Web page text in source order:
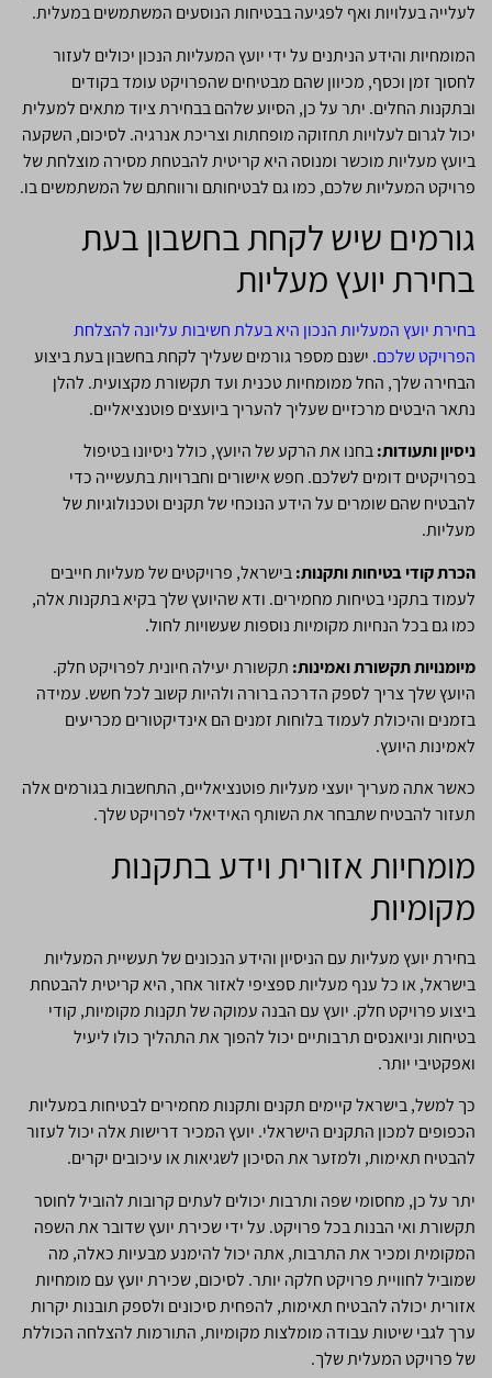
לעלייה בעלויות ואף לפגיעה בבטיחות הנוסעים המשתמשים במעלית.
המומחיות והידע הניתנים על ידי יועץ המעליות הנכון יכולים לעזור
לחסוך זמן וכסף, מכיוון שהם מבטיחים שהפרויקט עומד בקודים
ובתקנות החלים. יתר על כן, הסיוע שלהם בבחירת ציוד מתאים למעלית
יכול לגרום לעלויות תחזוקה מופחתות וצריכת אנרגיה. לסיכום, השקעה
ביועץ מעליות מוכשר ומנוסה היא קריטית להבטחת מסירה מוצלחת של
פרויקט המעליות שלכם, כמו גם לבטיחותם ורווחתם של המשתמשים בו.
גורמים שיש לקחת בחשבון בעת
בחירת יועץ מעליות
בחירת יועץ המעליות הנכון היא בעלת חשיבות עליונה להצלחת
הפרויקט שלכם. ישנם מספר גורמים שעליך לקחת בחשבון בעת ביצוע
הבחירה שלך, החל ממומחיות טכנית ועד תקשורת מקצועית. להלן
נתאר היבטים מרכזיים שעליך להעריך ביועצים פוטנציאליים.
ניסיון ותעודות:בחנו את הרקע של היועץ, כולל ניסיונו בטיפול
בפרויקטים דומים לשלכם. חפש אישורים וחברויות בתעשייה כדי
להבטיח שהם שומרים על הידע הנוכחי של תקנים וטכנולוגיות של
מעליות.
הכרת קודי בטיחות ותקנות:בישראל, פרויקטים של מעליות חייבים
לעמוד בתקני בטיחות מחמירים. ודא שהיועץ שלך בקיא בתקנות אלה,
כמו גם בכל הנחיות מקומיות נוספות שעשויות לחול.
מיומנויות תקשורת ואמינות: תקשורת יעילה חיונית לפרויקט חלק.
היועץ שלך צריך לספק הדרכה ברורה ולהיות קשוב לכל חשש. עמידה
בזמנים והיכולת לעמוד בלוחות זמנים הם אינדיקטורים מכריעים
לאמינות היועץ.
כאשר אתה מעריך יועצי מעליות פוטנציאליים, התחשבות בגורמים אלה
תעזור להבטיח שתבחר את השותף האידיאלי לפרויקט שלך.
מומחיות אזורית וידע בתקנות
מקומיות
בחירת יועץ מעליות עם הניסיון והידע הנכונים של תעשיית המעליות
בישראל, או כל ענף מעליות ספציפי לאזור אחר, היא קריטית להבטחת
ביצוע פרויקט חלק. יועץ עם הבנה עמוקה של תקנות מקומיות, קודי
בטיחות וניואנסים תרבותיים יכול להפוך את התהליך כולו ליעיל
ואפקטיבי יותר.
כך למשל, בישראל קיימים תקנים ותקנות מחמירים לבטיחות במעליות
הכפופים למכון התקנים הישראלי. יועץ המכיר דרישות אלה יכול לעזור
להבטיח תאימות, ולמזער את הסיכון לשגיאות או עיכובים יקרים.
יתר על כן, מחסומי שפה ותרבות יכולים לעתים קרובות להוביל לחוסר
תקשורת ואי הבנות בכל פרויקט. על ידי שכירת יועץ שדובר את השפה
המקומית ומכיר את התרבות, אתה יכול להימנע מבעיות כאלה, מה
שמוביל לחוויית פרויקט חלקה יותר. לסיכום, שכירת יועץ עם מומחיות
אזורית יכולה להבטיח תאימות, להפחית סיכונים ולספק תובנות יקרות
ערך לגבי שיטות עבודה מומלצות מקומיות, התורמות להצלחה הכוללת
של פרויקט המעלית שלך.